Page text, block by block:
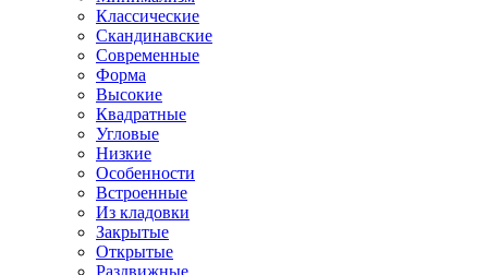
Классические
Скандинавские
Современные
Форма
Высокие
Квадратные
Угловые
Низкие
Особенности
Встроенные
Из кладовки
Закрытые
Открытые
Раздвижные